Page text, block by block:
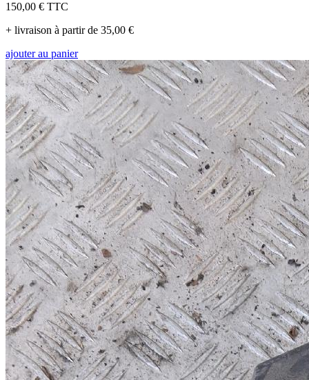
150,00 € TTC
+ livraison à partir de 35,00 €
ajouter au panier